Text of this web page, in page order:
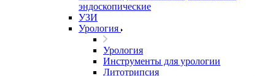
эндоскопические
УЗИ
Урология
Урология
Инструменты для урологии
Литотрипсия